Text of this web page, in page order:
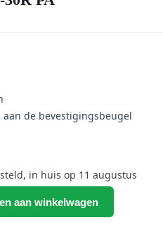
de bevestigingsbeugel
in huis op 11 augustus
aan winkelwagen